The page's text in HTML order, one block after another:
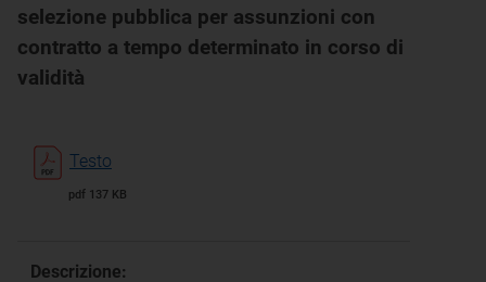
selezione pubblica per assunzioni con
contratto a tempo determinato in corso di
validità
Testo
pdf 137 KB
Descrizione: